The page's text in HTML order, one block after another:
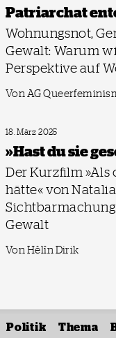
Patriarchat
Wohnungsnot,
Gewalt: Warum
Perspektive auf
Von AG
18. März 2025
»Hast du sie
Der Kurzfilm »Als
hätte« von
Gewalt
Von Hêlîn Dirik
Politik Thema